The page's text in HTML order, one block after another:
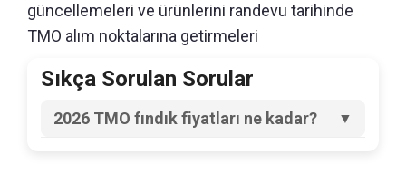
güncellemeleri ve ürünlerini randevu tarihinde
TMO alım noktalarına getirmeleri
Sıkça Sorulan Sorular
2026 TMO fındık fiyatları ne kadar?